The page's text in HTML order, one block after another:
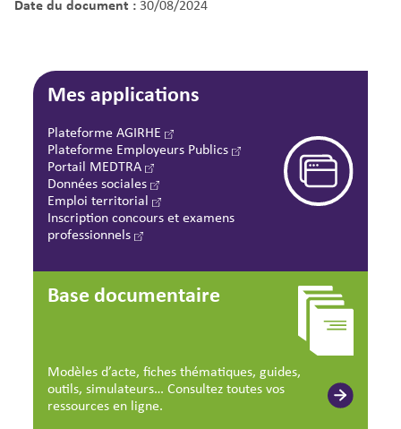
Date du document :30/08/2024
Mes applications
Plateforme AGIRHE
Plateforme Employeurs Publics
Portail MEDTRA
Données sociales
Emploi territorial
Inscription concours et examens
professionnels
Base documentaire
Modèles d’acte, fiches thématiques, guides,
outils, simulateurs… Consultez toutes vos
ressources en ligne.